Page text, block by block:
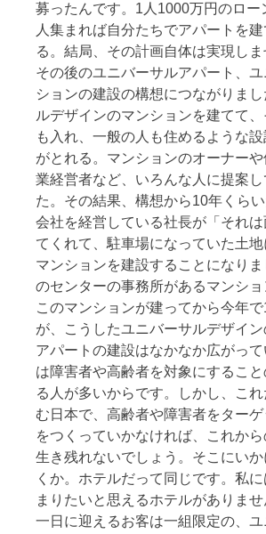
募ったんです。1人1000万円のロー
人集まれば自分たちでアパートを
る。結局、その計画自体は実現しま
その後のユニバーサルアパート、
ションの建設の構想につながりま
ルデザインのマンションを建てて
も入れ、一般の人も住めるような
がとれる。マンションのオーナー
業経営者など、いろんな人に提案
た。その結果、構想から10年くら
会社を経営している社長が「それ
てくれて、駐車場になっていた土
マンションを建設することになり
のセンターの事務所があるマンショ
このマンションが建ってから今年
が、こうしたユニバーサルデザイ
アパートの建設はなかなか広がっ
は障害者や高齢者を対象にするこ
る人が多いからです。しかし、こ
む日本で、高齢者や障害者をター
をつくっていかなければ、これか
生き残れないでしょう。そこにい
くか。ホテルだって同じです。私
まりたいと思えるホテルがありませ
一日に迎えるお客は一組限定の、